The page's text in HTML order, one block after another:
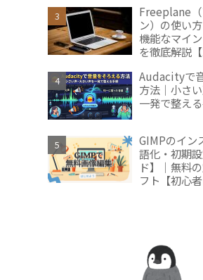
Freeplane
ン）の使い
機能なマイ
を徹底解説【
Audacityで
方法｜小さ
一発で整え
GIMPのイン
語化・初期
ド】｜無料
フト【初心